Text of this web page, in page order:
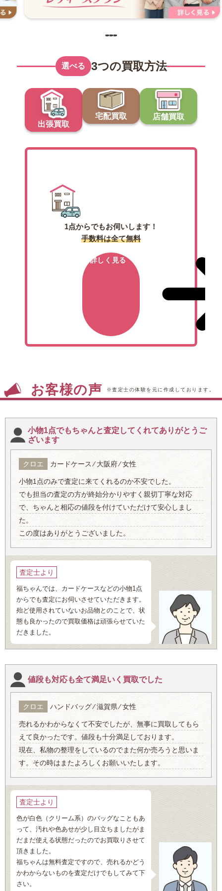
選べる 3つの買取方法
出張買取
宅配買取 店舗買取
1点からでもお伺いします！
手数料は全て無料
詳しく見る
お客様の声 ※査定士の体験を元に作成しております。
小物1点でもちゃんと査定してくれてありがとうご
ざいます
クロエ カードケース ⁄ 大阪府 ⁄ 女性
小物1点のみで査定に来てくれるのか不安でした。
でも担当の査定の方が終始分かりやすく親切丁寧な対応
で、ちゃんと相応の値段を付けていただけて安心しまし
た。
この度はありがとうございました。
査定士より
福ちゃんでは、カードケースなどの小物1点
からでも査定にお伺いさせていただきます。
殆ど使用されていないお品物とのことで、状
態も良かったので買取価格は頑張らせていた
だきました。
値段も対応も全て満足いく買取でした
クロエ ハンドバッグ ⁄ 滋賀県 ⁄ 女性
売れるかわからなくて不安でしたが、無事に買取してもら
えて良かったです。値段も十分満足しております。
現在、私物の整理をしているのでまた何か売ろうと思いま
す。その時はまたよろしくお願いいたします。
査定士より
色が白色（クリーム系）のバッグなこともあ
って、汚れや色あせが少し目立ちましたがま
だまだ使える状態だったのでお買取りさせて
頂きました。
福ちゃんは無料査定ですので、売れるかどう
かわからないものを査定だけでもしてみて下
さい。